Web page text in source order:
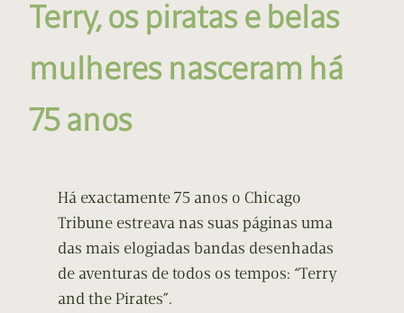
Terry, os piratas e belas
mulheres nasceram há
75 anos
Há exactamente 75 anos o Chicago
Tribune estreava nas suas páginas uma
das mais elogiadas bandas desenhadas
de aventuras de todos os tempos: “Terry
and the Pirates”.